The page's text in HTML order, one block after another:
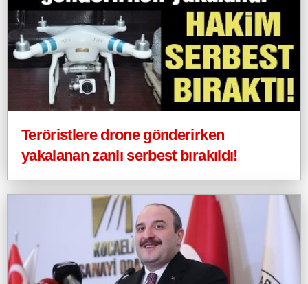
Teröristlere drone gönderirken
yakalanan zanlı serbest bırakıldı!